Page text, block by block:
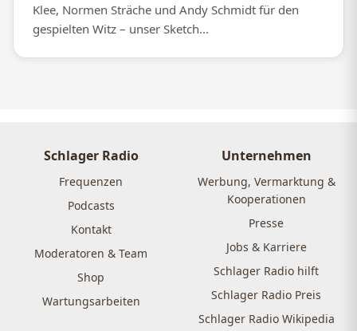
Klee, Normen Sträche und Andy Schmidt für den
gespielten Witz – unser Sketch...
Schlager Radio
Frequenzen
Podcasts
Kontakt
Moderatoren & Team
Shop
Wartungsarbeiten
Unternehmen
Werbung, Vermarktung &
Kooperationen
Presse
Jobs & Karriere
Schlager Radio hilft
Schlager Radio Preis
Schlager Radio Wikipedia